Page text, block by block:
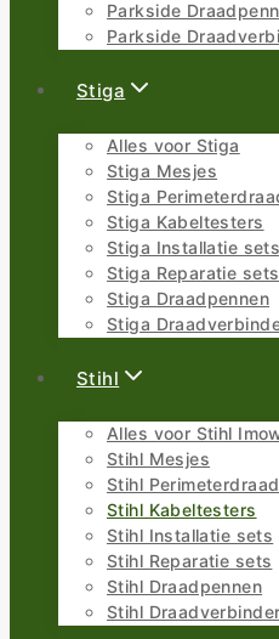
Parkside
Parkside
Stiga
Alles voor Stiga
Stiga Mesjes
Stiga
Stiga Kabeltesters
Stiga Installatie sets
Stiga Reparatie sets
Stiga Draadpennen
Stiga
Stihl
Alles voor Stihl
Stihl Mesjes
Stihl Perimeterdraad
Stihl Kabeltesters
Stihl Installatie sets
Stihl Reparatie sets
Stihl Draadpennen
Stihl